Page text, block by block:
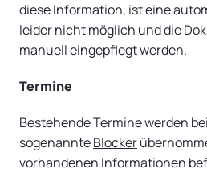
diese Information, ist eine
leider nicht möglich und die
manuell eingepflegt werden.
Termine
Bestehende Termine werden
sogenannteBlocker
vorhandenen Informationen